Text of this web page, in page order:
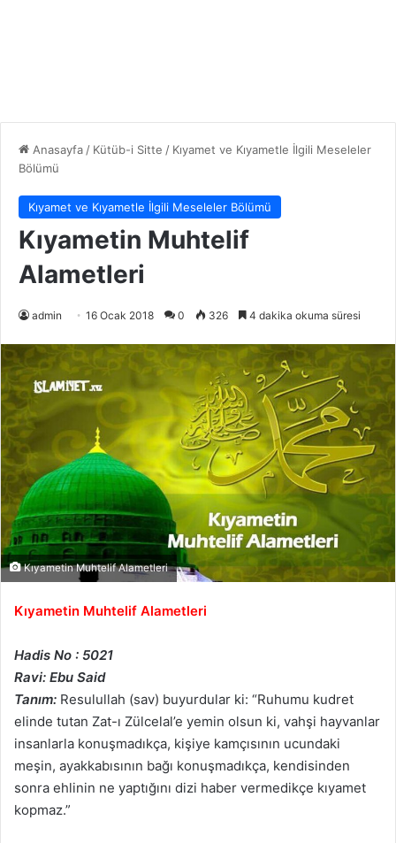
Anasayfa/ Kütüb-i Sitte / Kıyamet ve Kıyametle İlgili Meseleler
Bölümü
Kıyamet ve Kıyametle İlgili Meseleler Bölümü
Kıyametin Muhtelif
Alametleri
admin 16 Ocak 2018 0 326 4 dakika okuma süresi
Kıyametin Muhtelif Alametleri
Kıyametin Muhtelif Alametleri
Hadis No : 5021
Ravi: Ebu Said
Tanım: Resulullah (sav) buyurdular ki: “Ruhumu kudret
elinde tutan Zat-ı Zülcelal’e yemin olsun ki, vahşi hayvanlar
insanlarla konuşmadıkça, kişiye kamçısının ucundaki
meşin, ayakkabısının bağı konuşmadıkça, kendisinden
sonra ehlinin ne yaptığını dizi haber vermedikçe kıyamet
kopmaz.”